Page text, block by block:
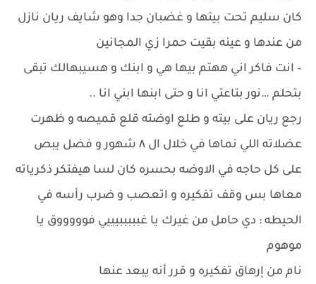
كان سليم تحت بيتها و غضبان جدا وهو شايف ريان نازل
من عندها و عينه بقيت حمرا زي المجانين
– انت فاكر اني ههتم بيها هي و ابنك و هسيبهالك تبقى
بتحلم …نور بتاعتي انا و حتى ابنها ابني انا ..
رجع ريان على بيته و طلع اوضته قلع قميصه و ظهرت
عضلاته اللي نماها في خلال ال ٨ شهور و فضل يبص
على كل حاجه في الاوضه بحسره كان لسا هيفتكر ذكرياته
معاها بس وقف تفكيره و اتعصب و ضرب رأسه في
الحيطه : دي حامل من غيرك يا غبببببيييي فوووووق يا
موهوم
نام من إرهاق تفكيره و قرر أنه يبعد عنها